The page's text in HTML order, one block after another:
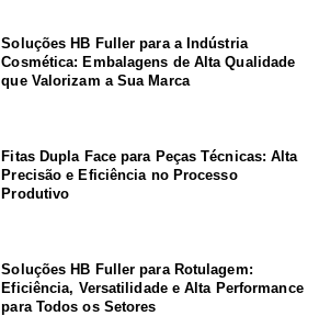
Soluções HB Fuller para a Indústria
Cosmética: Embalagens de Alta Qualidade
que Valorizam a Sua Marca
Fitas Dupla Face para Peças Técnicas: Alta
Precisão e Eficiência no Processo
Produtivo
Soluções HB Fuller para Rotulagem:
Eficiência, Versatilidade e Alta Performance
para Todos os Setores